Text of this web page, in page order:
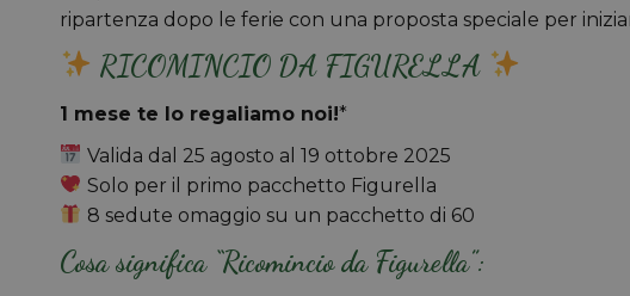
ripartenza dopo le ferie con una proposta speciale per
RICOMINCIO DA FIGURELLA
1 mese te lo regaliamo noi!*
Valida dal 25 agosto al 19 ottobre 2025
Solo per il primo pacchetto Figurella
8 sedute omaggio su un pacchetto di 60
Cosa significa “Ricomincio da Figurella”: